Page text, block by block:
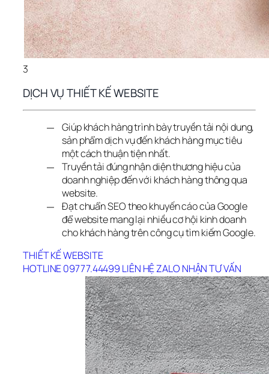
3
DỊCH VỤ THIẾT KẾ WEBSITE
Giúp khách hàng trình bày truyền tải nội dung,
sản phẩm dịch vụ đến khách hàng mục tiêu
một cách thuận tiện nhất.
Truyền tải đúng nhận diện thương hiệu của
doanh nghiệp đến với khách hàng thông qua
website.
Đạt chuẩn SEO theo khuyến cáo của Google
để website mang lại nhiều cơ hội kinh doanh
cho khách hàng trên công cụ tìm kiếm Google.
THIẾT KẾ WEBSITE
HOTLINE 09777.44499 LIÊN HỆ ZALO NHẬN TƯ VẤN